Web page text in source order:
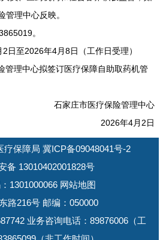
管理中心反映。
。
日至2026年4月8日（工作日受理）
管理中心拟签订医疗保障自助取药机管
石家庄市医疗保险管理中心
2026年4月2日